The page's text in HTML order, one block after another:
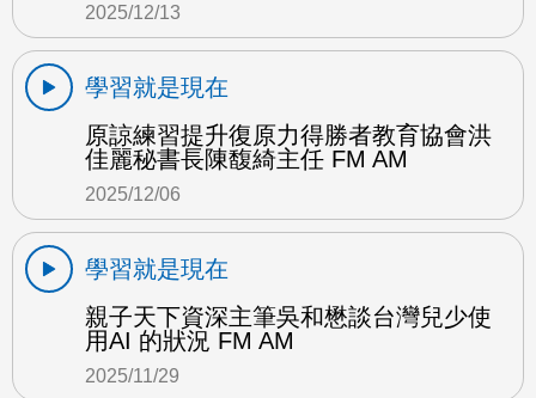
2025/12/13
學習就是現在
原諒練習提升復原力得勝者教育協會洪
佳麗秘書長陳馥綺主任 FM AM
2025/12/06
學習就是現在
親子天下資深主筆吳和懋談台灣兒少使
用AI 的狀況 FM AM
2025/11/29